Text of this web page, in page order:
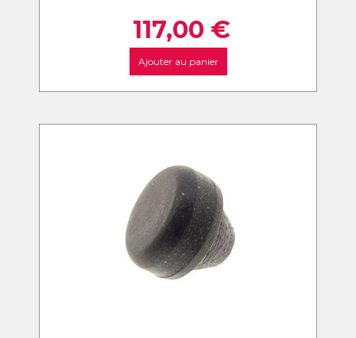
117,00 €
Ajouter au panier